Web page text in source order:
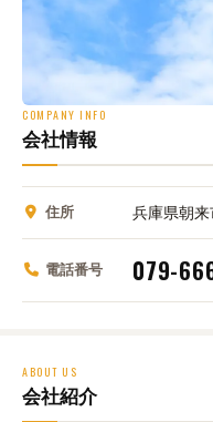
COMPANY INFO
会社情報
住所 兵庫県朝
電話番号 079-
ABOUT US
会社紹介